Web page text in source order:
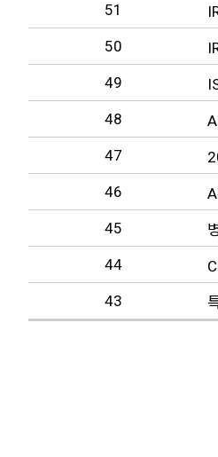
51
50
49
48
47
46
45
44
43